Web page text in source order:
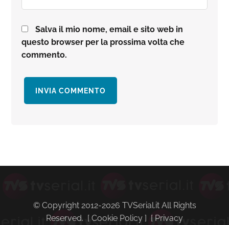
Salva il mio nome, email e sito web in
questo browser per la prossima volta che
commento.
primaria
© Copyright 2012-2026 TVSerial.it All Rights
Reserved. [ Cookie Policy ] [ Privacy